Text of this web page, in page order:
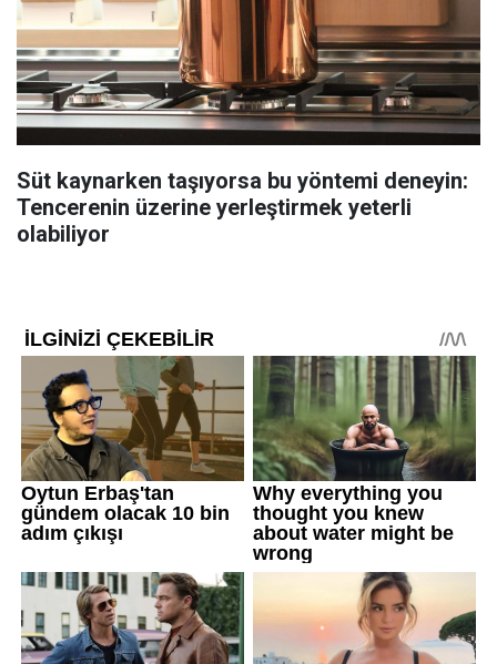
Süt kaynarken taşıyorsa bu yöntemi deneyin:
Tencerenin üzerine yerleştirmek yeterli
olabiliyor